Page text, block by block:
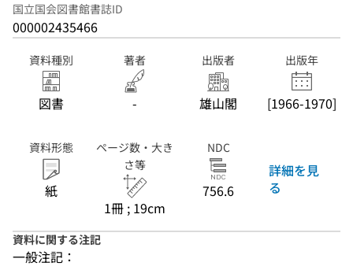
国立国会図書館書誌ID
000002435466
資料種別
図書
著者
-
出版者
雄山閣
出版年
[1966-1970]
資料形態
紙
ページ数・大き
さ等
1冊 ; 19cm
NDC
756.6
詳細を見
る
資料に関する注記
一般注記：